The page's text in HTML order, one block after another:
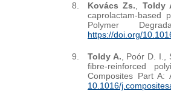
Kovács Zs.
Toldy
caprolactam-based
Polymer
https://doi.org/
Toldy A. , Poór D.
fibre-reinforced
Composites Part A:
10.1016/